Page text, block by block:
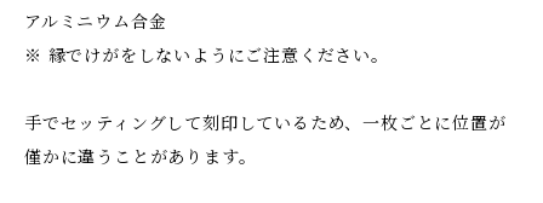
アルミニウム合金
※ 縁でけがをしないようにご注意ください。
手でセッティングして刻印しているため、一枚ごとに位置が
僅かに違うことがあります。